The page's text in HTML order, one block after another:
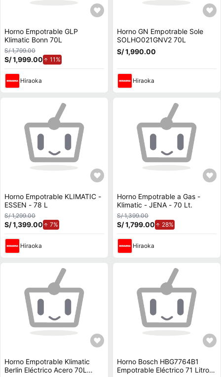
Horno Empotrable GLP
Klimatic Bonn 70L
S/ 1,799.00
S/ 1,999.00 11%
Hiraoka
Horno GN Empotrable Sole
SOLHO021GNV2 70L
S/ 1,990.00
Hiraoka
Horno Empotrable KLIMATIC -
ESSEN - 78 L
S/ 1,299.00
S/ 1,399.00 7%
Hiraoka
Horno Empotrable a Gas -
Klimatic - JENA - 70 Lt.
S/ 1,399.00
S/ 1,799.00 28%
Hiraoka
Horno Empotrable Klimatic
Berlin Eléctrico Acero 70L
Horno Bosch HBG7764B1
Empotrable Eléctrico 71 Litros